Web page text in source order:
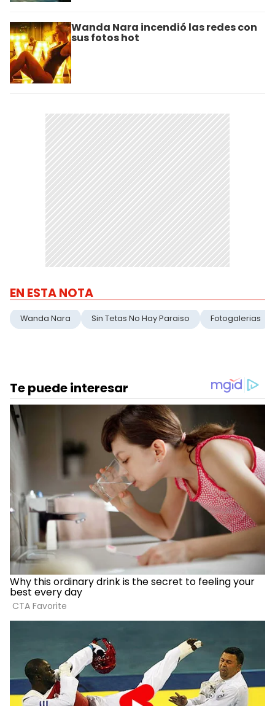
Wanda Nara incendió las redes con
sus fotos hot
EN ESTA NOTA
Wanda Nara Sin Tetas No Hay Paraiso Fotogalerias